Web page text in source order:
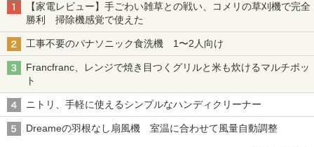
【家電レビュー】手ごわい雑草との戦い、コメリの草刈機で完全
勝利 掃除機感覚で使えた
工事不要のパナソニック食洗機 1〜2人向け
Francfranc、レンジで焼き目つくグリルと米も炊けるマルチポッ
ト
ニトリ、手軽に使えるシンプルなハンディクリーナー
Dreameの羽根なし扇風機 室温に合わせて風量自動調整